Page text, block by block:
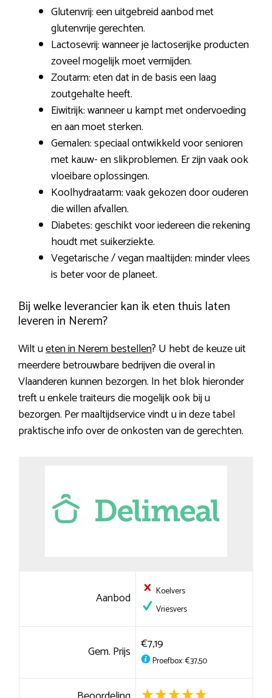
Glutenvrij: een uitgebreid aanbod met
glutenvrije gerechten.
Lactosevrij: wanneer je lactoserijke producten
zoveel mogelijk moet vermijden.
Zoutarm: eten dat in de basis een laag
zoutgehalte heeft.
Eiwitrijk: wanneer u kampt met ondervoeding
en aan moet sterken.
Gemalen: speciaal ontwikkeld voor senioren
met kauw- en slikproblemen. Er zijn vaak ook
vloeibare oplossingen.
Koolhydraatarm: vaak gekozen door ouderen
die willen afvallen.
Diabetes: geschikt voor iedereen die rekening
houdt met suikerziekte.
Vegetarische / vegan maaltijden: minder vlees
is beter voor de planeet.
Bij welke leverancier kan ik eten thuis laten
leveren in Nerem?
Wilt ueten in Nerem bestellen? U hebt de keuze uit
meerdere betrouwbare bedrijven die overal in
Vlaanderen kunnen bezorgen. In het blok hieronder
treft u enkele traiteurs die mogelijk ook bij u
bezorgen. Per maaltijdservice vindt u in deze tabel
praktische info over de onkosten van de gerechten.
Aanbod
Koelvers
Vriesvers
Gem. Prijs €7,19
Proefbox: €37,50